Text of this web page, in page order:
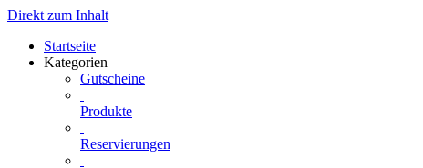
Direkt zum Inhalt
Startseite
Kategorien
Gutscheine
Produkte
Reservierungen